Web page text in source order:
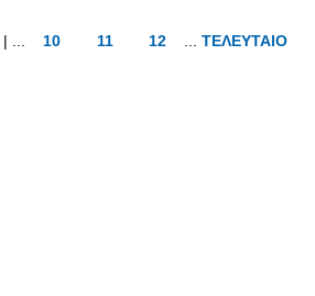
| ... 10 11 12 ΤΕΛΕΥΤΑΙΟ